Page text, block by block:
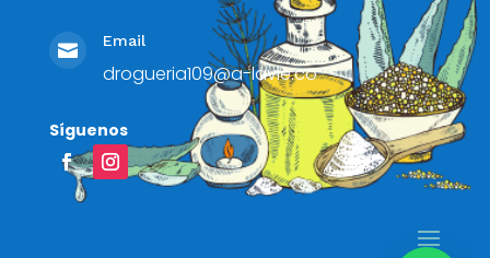
 Email
drogueria109@a-lavie.co
Síguenos